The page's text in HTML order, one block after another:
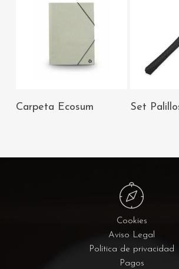
AÑADIR AL
Carpeta Ecosum Set
Cookies
Aviso Legal
Política de privacidad
Pagos